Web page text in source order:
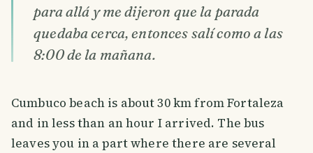
para allá y me dijeron que la parada
quedaba cerca, entonces salí como a las
8:00 de la mañana.
Cumbuco beach is about 30 km from Fortaleza
and in less than an hour I arrived. The bus
leaves you in a part where there are several